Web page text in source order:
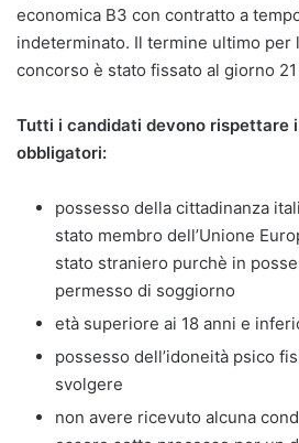
economica B3 con contratto a
indeterminato. Il termine ultimo per
concorso è stato fissato al giorno 21
Tutti i candidati devono rispettare
obbligatori:
possesso della cittadinanza
stato membro dell’Unione
stato straniero purchè in
permesso di soggiorno
età superiore ai 18 anni e
possesso dell’idoneità psico
svolgere
non avere ricevuto alcuna